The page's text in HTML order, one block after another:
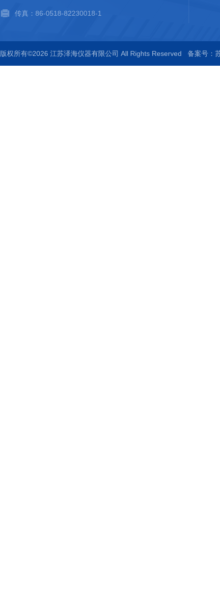
传真：86-0518-82230018-1
版权所有©2026 江苏泽海仪器有限公司 All Rights Reserved 备案号：